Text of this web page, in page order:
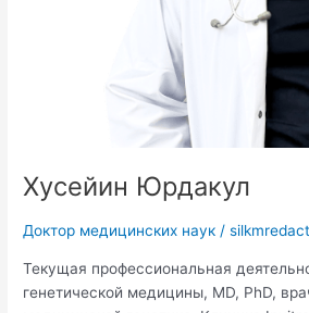
Хусейин Юрдакул
Доктор медицинских наук /
Текущая профессиональная
генетической медицины, MD, PhD,